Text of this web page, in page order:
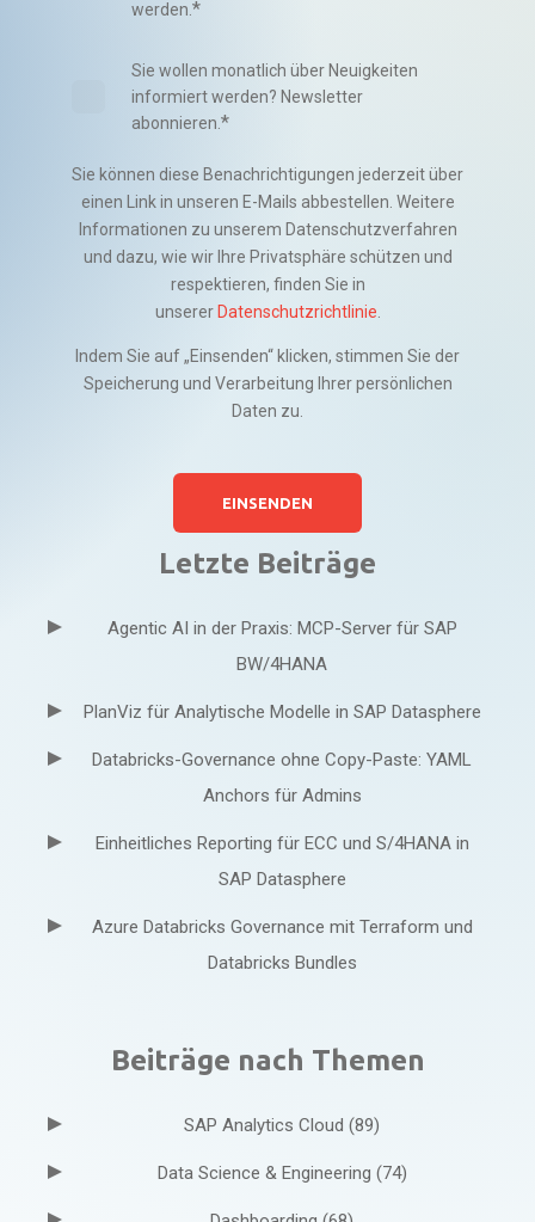
werden. *
Sie wollen monatlich über Neuigkeiten
informiert werden? Newsletter
abonnieren. *
Sie können diese Benachrichtigungen jederzeit über
einen Link in unseren E-Mails abbestellen. Weitere
Informationen zu unserem Datenschutzverfahren
und dazu, wie wir Ihre Privatsphäre schützen und
respektieren, finden Sie in
unserer Datenschutzrichtlinie
Indem Sie auf „Einsenden“ klicken, stimmen Sie der
Speicherung und Verarbeitung Ihrer persönlichen
Daten zu.
Letzte Beiträge
Agentic AI in der Praxis: MCP-Server für SAP
BW/4HANA
PlanViz für Analytische Modelle in SAP Datasphere
Databricks-Governance ohne Copy-Paste: YAML
Anchors für Admins
Einheitliches Reporting für ECC und S/4HANA in
SAP Datasphere
Azure Databricks Governance mit Terraform und
Databricks Bundles
Beiträge nach Themen
SAP Analytics Cloud (89)
Data Science & Engineering (74)